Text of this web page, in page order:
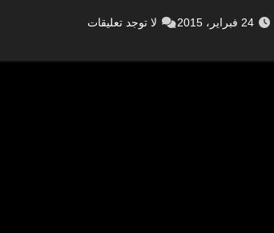
24 فبراير، 2015 لا توجد تعليقات